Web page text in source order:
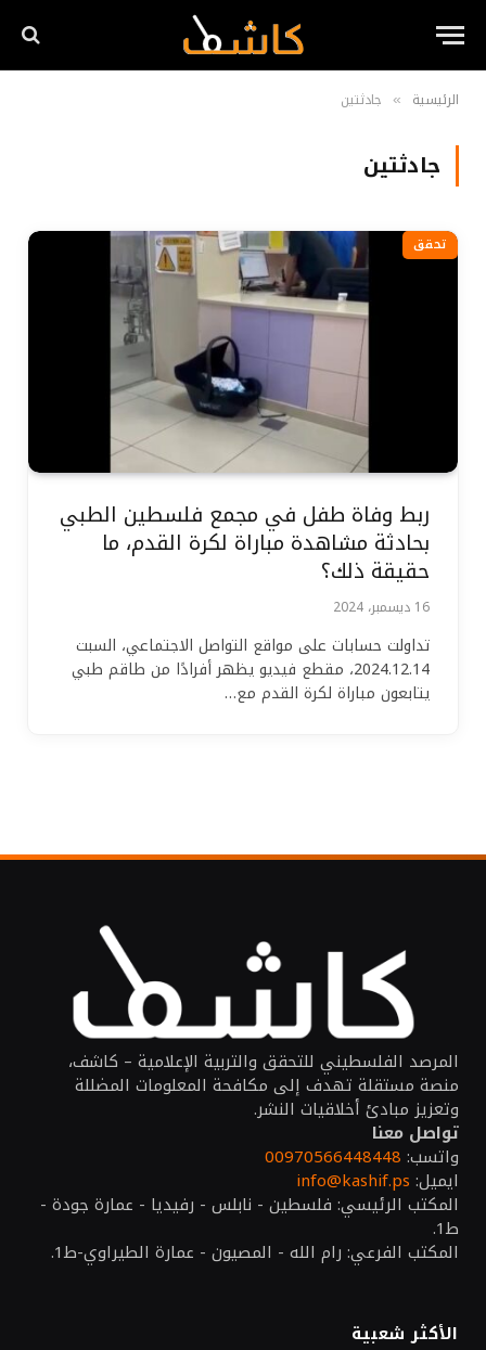
الرئيسية » جادثتين
جادثتين
تحقق
ربط وفاة طفل في مجمع فلسطين الطبي
بحادثة مشاهدة مباراة لكرة القدم، ما
حقيقة ذلك؟
16 ديسمبر، 2024
تداولت حسابات على مواقع التواصل الاجتماعي، السبت
2024.12.14، مقطع فيديو يظهر أفرادًا من طاقم طبي
يتابعون مباراة لكرة القدم مع…
المرصد الفلسطيني للتحقق والتربية الإعلامية – كاشف،
منصة مستقلة تهدف إلى مكافحة المعلومات المضللة
وتعزيز مبادئ أخلاقيات النشر.
تواصل معنا
واتسب: 00970566448448
ايميل: info@kashif.ps
المكتب الرئيسي: فلسطين - نابلس - رفيديا - عمارة جودة -
ط1.
المكتب الفرعي: رام الله - المصيون - عمارة الطيراوي-ط1.
الأكثر شعبية